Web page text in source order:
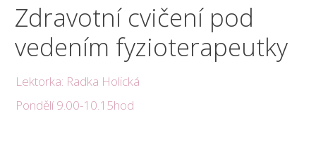
Zdravotní cvičení pod
vedením fyzioterapeutky
Lektorka: Radka Holická
Pondělí 9.00-10.15hod